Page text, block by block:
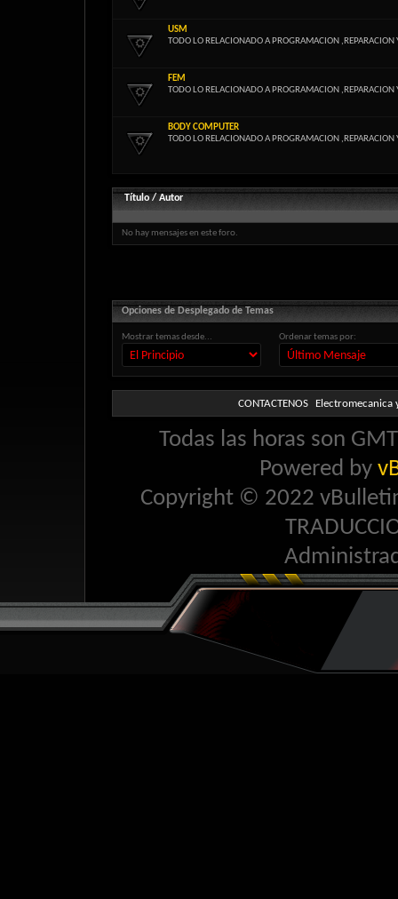
USM
TODO LO RELACIONADO A PROGRAMACION ,REPARACION
FEM
TODO LO RELACIONADO A PROGRAMACION ,REPARACION
BODY COMPUTER
TODO LO RELACIONADO A PROGRAMACION ,REPARACION
Título / Autor
No hay mensajes en este foro.
Opciones de Desplegado de Temas
Mostrar temas desde... Ordenar temas por:
CONTACTENOS Electromecanica
Todas las horas son
Powered by
Copyright © 2022